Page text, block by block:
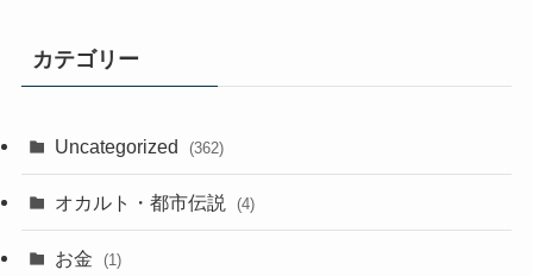
カテゴリー
Uncategorized (362)
オカルト・都市伝説 (4)
お金 (1)